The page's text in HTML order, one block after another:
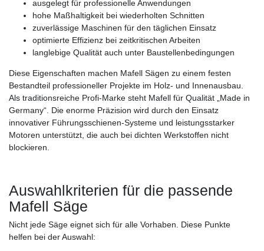
ausgelegt für professionelle Anwendungen
hohe Maßhaltigkeit bei wiederholten Schnitten
zuverlässige Maschinen für den täglichen Einsatz
optimierte Effizienz bei zeitkritischen Arbeiten
langlebige Qualität auch unter Baustellenbedingungen
Diese Eigenschaften machen Mafell Sägen zu einem festen
Bestandteil professioneller Projekte im Holz- und Innenausbau.
Als traditionsreiche Profi-Marke steht Mafell für Qualität „Made in
Germany“. Die enorme Präzision wird durch den Einsatz
innovativer Führungsschienen-Systeme und leistungsstarker
Motoren unterstützt, die auch bei dichten Werkstoffen nicht
blockieren.
Auswahlkriterien für die passende
Mafell Säge
Nicht jede Säge eignet sich für alle Vorhaben. Diese Punkte
helfen bei der Auswahl: